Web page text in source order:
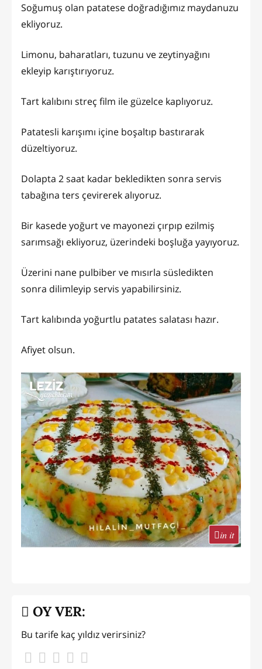
Soğumuş olan patatese doğradığımız maydanuzu
ekliyoruz.
Limonu, baharatları, tuzunu ve zeytinyağını
ekleyip karıştırıyoruz.
Tart kalıbını streç film ile güzelce kaplıyoruz.
Patatesli karışımı içine boşaltıp bastırarak
düzeltiyoruz.
Dolapta 2 saat kadar bekledikten sonra servis
tabağına ters çevirerek alıyoruz.
Bir kasede yoğurt ve mayonezi çırpıp ezilmiş
sarımsağı ekliyoruz, üzerindeki boşluğa yayıyoruz.
Üzerini nane pulbiber ve mısırla süsledikten
sonra dilimleyip servis yapabilirsiniz.
Tart kalıbında yoğurtlu patates salatası hazır.
Afiyet olsun.
in it
OY VER:
Bu tarife kaç yıldız verirsiniz?